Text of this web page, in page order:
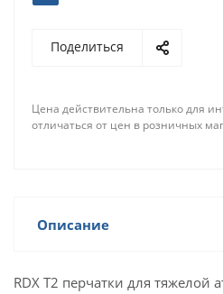
Поделиться
Цена действительна только для
отличаться от цен в розничных
Описание
RDX T2 перчатки для тяжелой